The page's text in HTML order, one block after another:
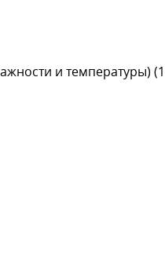
и температуры)